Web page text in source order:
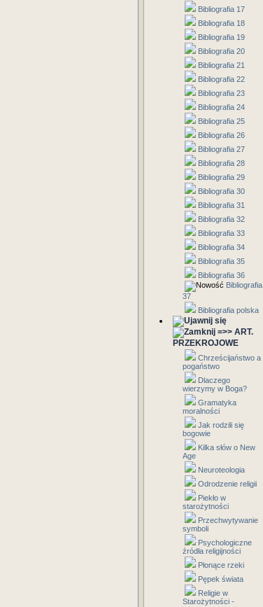
Bibliografia 17
Bibliografia 18
Bibliografia 19
Bibliografia 20
Bibliografia 21
Bibliografia 22
Bibliografia 23
Bibliografia 24
Bibliografia 25
Bibliografia 26
Bibliografia 27
Bibliografia 28
Bibliografia 29
Bibliografia 30
Bibliografia 31
Bibliografia 32
Bibliografia 33
Bibliografia 34
Bibliografia 35
Bibliografia 36
Bibliografia
37
Bibliografia polska
=>> ART.
PRZEKROJOWE
Chrześcijaństwo a
pogaństwo
Dlaczego
wierzymy w Boga?
Gramatyka
moralności
Jak rodzili się
bogowie
Kilka słów o New
Age
Neuroteologia
Odrodzenie religii
Piekło w
starożytności
Przechwytywanie
symboli
Psychologiczne
źródła religijności
Płonące rzeki
Pępek świata
Religie w
Starożytności -